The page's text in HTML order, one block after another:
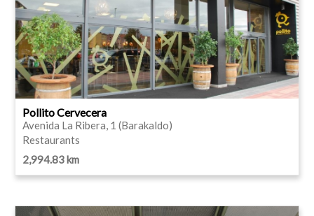
Pollito Cervecera
Avenida La Ribera, 1 (Barakaldo)
Restaurants
2,994.83 km